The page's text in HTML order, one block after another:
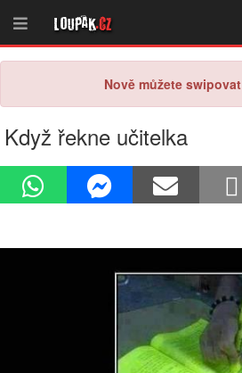
Loupak.cz
Nově můžete swipovat
Když řekne učitelka